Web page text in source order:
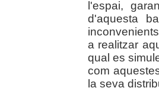
l'espai,
d'aquesta
a realitzar
qual es
com
la seva